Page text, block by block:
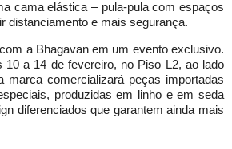
cama elástica – pula-pula com espaços
distanciamento e mais segurança.
a Bhagavan em um evento exclusivo.
10 a 14 de fevereiro, no Piso L2, ao lado
comercializará peças importadas
produzidas em linho e em seda
diferenciados que garantem ainda mais